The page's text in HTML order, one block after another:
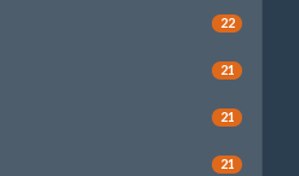
22
21
21
21